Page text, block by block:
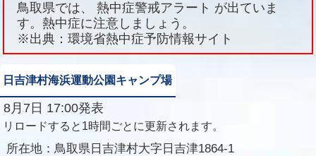
鳥取県では、 熱中症警戒アラート が出ていま
す。熱中症に注意しましょう。
※出典：環境省熱中症予防情報サイト
日吉津村海浜運動公園キャンプ場
8月7日 17:00発表
リロードすると1時間ごとに更新されます。
所在地： 鳥取県日吉津村大字日吉津1864-1